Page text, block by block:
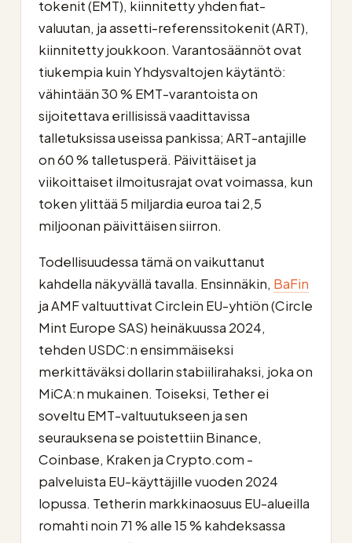
tokenit (EMT), kiinnitetty yhden fiat-
valuutan, ja assetti-referenssitokenit (ART),
kiinnitetty joukkoon. Varantosäännöt ovat
tiukempia kuin Yhdysvaltojen käytäntö:
vähintään 30 % EMT-varantoista on
sijoitettava erillisissä vaadittavissa
talletuksissa useissa pankissa; ART-antajille
on 60 % talletusperä. Päivittäiset ja
viikoittaiset ilmoitusrajat ovat voimassa, kun
token ylittää 5 miljardia euroa tai 2,5
miljoonan päivittäisen siirron.
Todellisuudessa tämä on vaikuttanut
kahdella näkyvällä tavalla. Ensinnäkin, BaFin
ja AMF valtuuttivat Circlein EU-yhtiön (Circle
Mint Europe SAS) heinäkuussa 2024,
tehden USDC:n ensimmäiseksi
merkittäväksi dollarin stabiilirahaksi, joka on
MiCA:n mukainen. Toiseksi, Tether ei
soveltu EMT-valtuutukseen ja sen
seurauksena se poistettiin Binance,
Coinbase, Kraken ja Crypto.com -
palveluista EU-käyttäjille vuoden 2024
lopussa. Tetherin markkinaosuus EU-alueilla
romahti noin 71 % alle 15 % kahdeksassa